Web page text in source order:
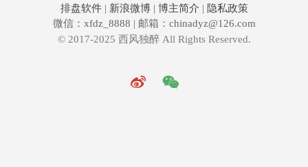
排盘软件 | 新浪微博 | 博主简介 | 隐私政策
微信：xfdz_8888 | 邮箱：chinadyz@126.com
© 2017-2025 西风独醉 All Rights Reserved.